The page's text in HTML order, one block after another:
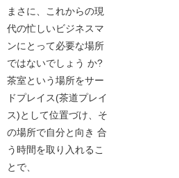
まさに、これからの現
代の忙しいビジネスマ
ンにとって必要な場所
ではないでしょう か?
茶室という場所をサー
ドプレイス(茶道プレイ
ス)として位置づけ、そ
の場所で自分と向き 合
う時間を取り入れるこ
とで、